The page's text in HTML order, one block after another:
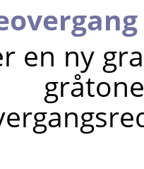
en ny